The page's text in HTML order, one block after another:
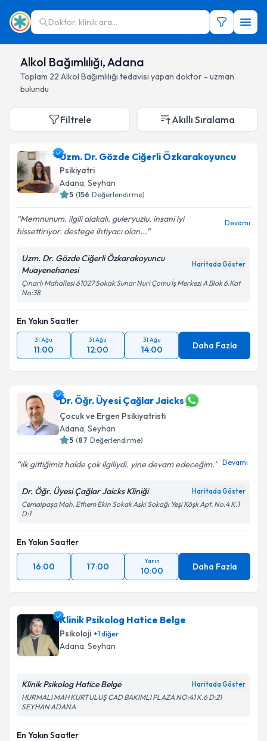
Doktor, klinik ara...
Alkol Bağımlılığı, Adana
Toplam 22 Alkol Bağımlılığı tedavisi yapan doktor - uzman
bulundu
Filtrele Akıllı Sıralama
Uzm. Dr. Gözde Ciğerli Özkarakoyuncu
Psikiyatri
Adana, Seyhan
5 (156 Değerlendirme)
Memnunum. ilgili alakalı. guleryuzlu. insani iyi
hissettiriyor. destege ihtiyacı olan...
Devamı
Uzm. Dr. Gözde Ciğerli Özkarakoyuncu
Muayenehanesi
Haritada Göster
Çınarlı Mahallesi 61027 Sokak Sunar Nuri Çomu İş Merkezi A Blok 6.Kat
No:38
En Yakın Saatler
31 Ağu
11:00
31 Ağu
12:00
31 Ağu
14:00 Daha Fazla
Dr. Öğr. Üyesi Çağlar Jaicks
Çocuk ve Ergen Psikiyatristi
Adana, Seyhan
5 (87 Değerlendirme)
ılk gittiğimiz halde çok ilgiliydi. yine devam edeceğim. Devamı
Dr. Öğr. Üyesi Çağlar Jaicks Kliniği Haritada Göster
Cemalpaşa Mah. Ethem Ekin Sokak Aski Sokağı Yeşi Köşk Apt. No:4 K:1
D:1
En Yakın Saatler
16:00 17:00
Yarın
10:00 Daha Fazla
Klinik Psikolog Hatice Belge
Psikoloji +1diğer
Adana, Seyhan
Klinik Psikolog Hatice Belge Haritada Göster
HURMALI MAH KURTULUŞ CAD BAKIMLI PLAZA NO:41 K:6 D:21
SEYHAN ADANA
En Yakın Saatler